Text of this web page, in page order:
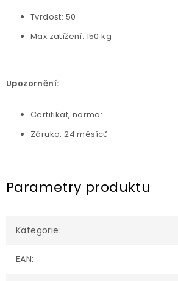
Tvrdost: 50
Max.zatížení: 150 kg
Upozornění:
Certifikát, norma:
Záruka: 24 měsíců
Parametry produktu
Kategorie:
EAN: